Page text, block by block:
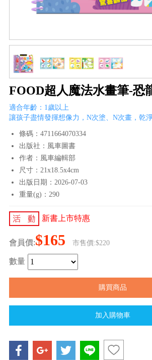
FOOD超人魔法水畫筆-恐
適合年齡：1歲以上
讓孩子盡情發揮想像力，N次塗、N次畫，乾
條碼：4711664070334
出版社：風車圖書
作者：風車編輯部
尺寸：21x18.5x4cm
出版日期：2026-07-03
重量(g)：290
新書上市特惠
會員價:$165 市售價:$220
數量